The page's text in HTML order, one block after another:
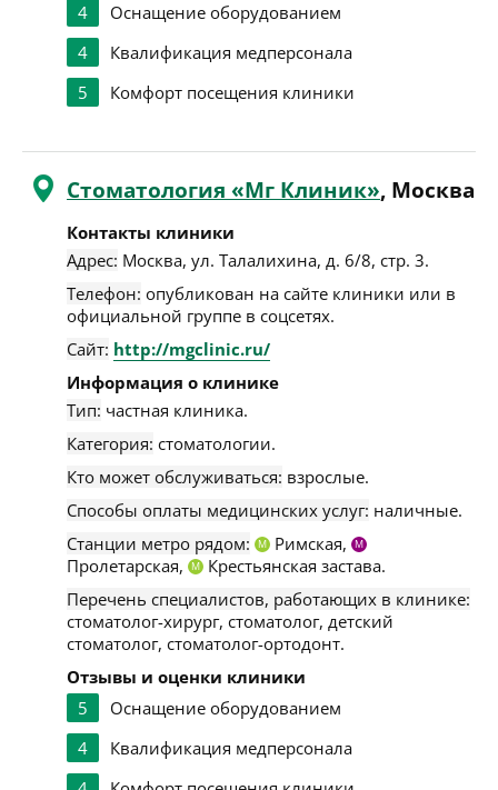
4
Оснащение оборудованием
4
Квалификация медперсонала
5
Комфорт посещения клиники
Стоматология «Мг Клиник», Москва
Контакты клиники
Адрес: Москва, ул. Талалихина, д. 6/8, стр. 3.
Телефон: опубликован на сайте клиники или в
официальной группе в соцсетях.
Сайт: http://mgclinic.ru/
Информация о клинике
Тип: частная клиника.
Категория: стоматологии.
Кто может обслуживаться: взрослые.
Способы оплаты медицинских услуг: наличные.
Станции метро рядом:
М Римская, М
Пролетарская, М
Крестьянская застава.
Перечень специалистов, работающих в клинике:
стоматолог-хирург, стоматолог, детский
стоматолог, стоматолог-ортодонт.
Отзывы и оценки клиники
5
Оснащение оборудованием
4
Квалификация медперсонала